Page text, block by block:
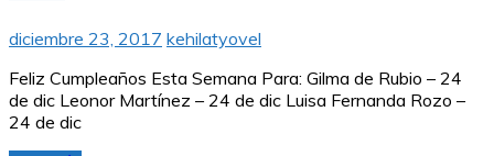
diciembre 23, 2017 kehilatyovel
Feliz Cumpleaños Esta Semana Para: Gilma de Rubio – 24
de dic Leonor Martínez – 24 de dic Luisa Fernanda Rozo –
24 de dic